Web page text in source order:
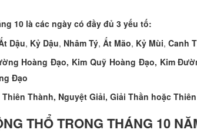
10 là các ngày có đầy đủ 3 yếu tố:
Dậu, Kỷ Dậu, Nhâm Tý, Ất Mão, Kỷ Mùi, Canh
Hoàng Đạo, Kim Quỹ Hoàng Đạo, Kim
Đạo
Thành, Nguyệt Giải, Giải Thần hoặc
THỔ TRONG THÁNG 10